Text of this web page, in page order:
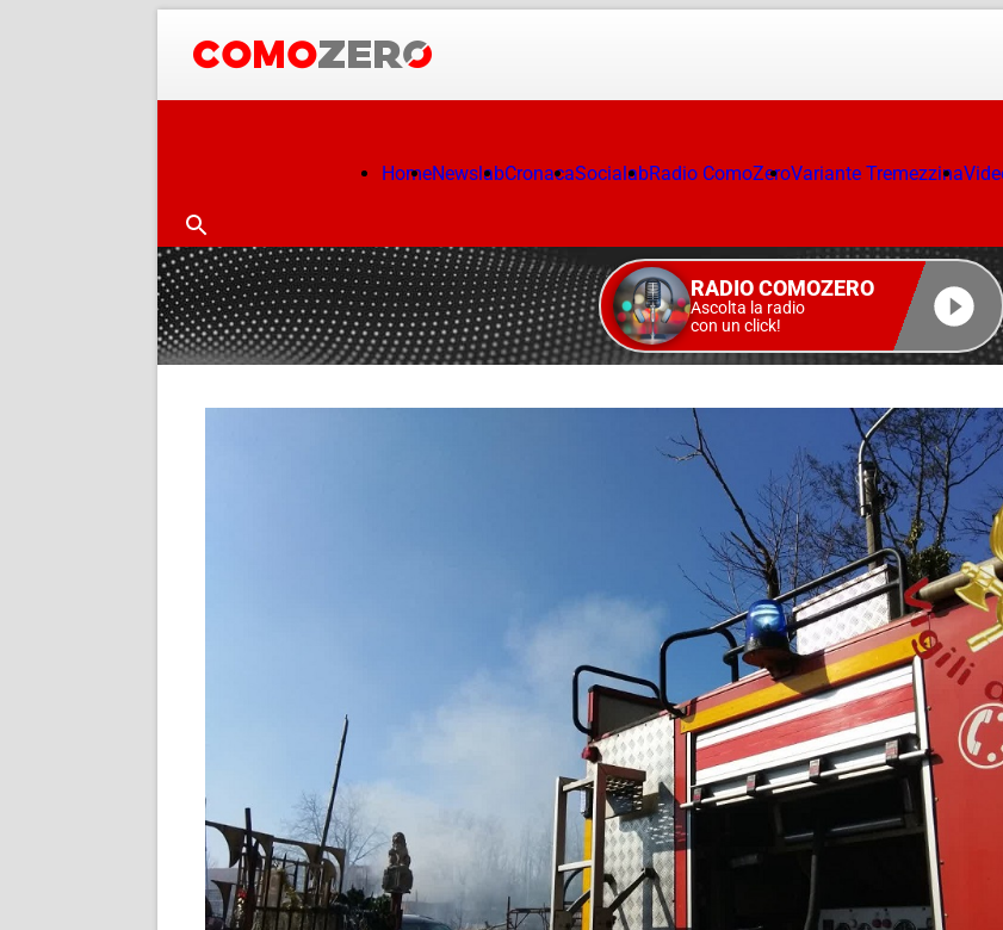
HomeNewslabCronacaSocialabRadio ComoZeroVariante Tremezzina
RADIO COMOZERO
Ascolta la radio
con un click!